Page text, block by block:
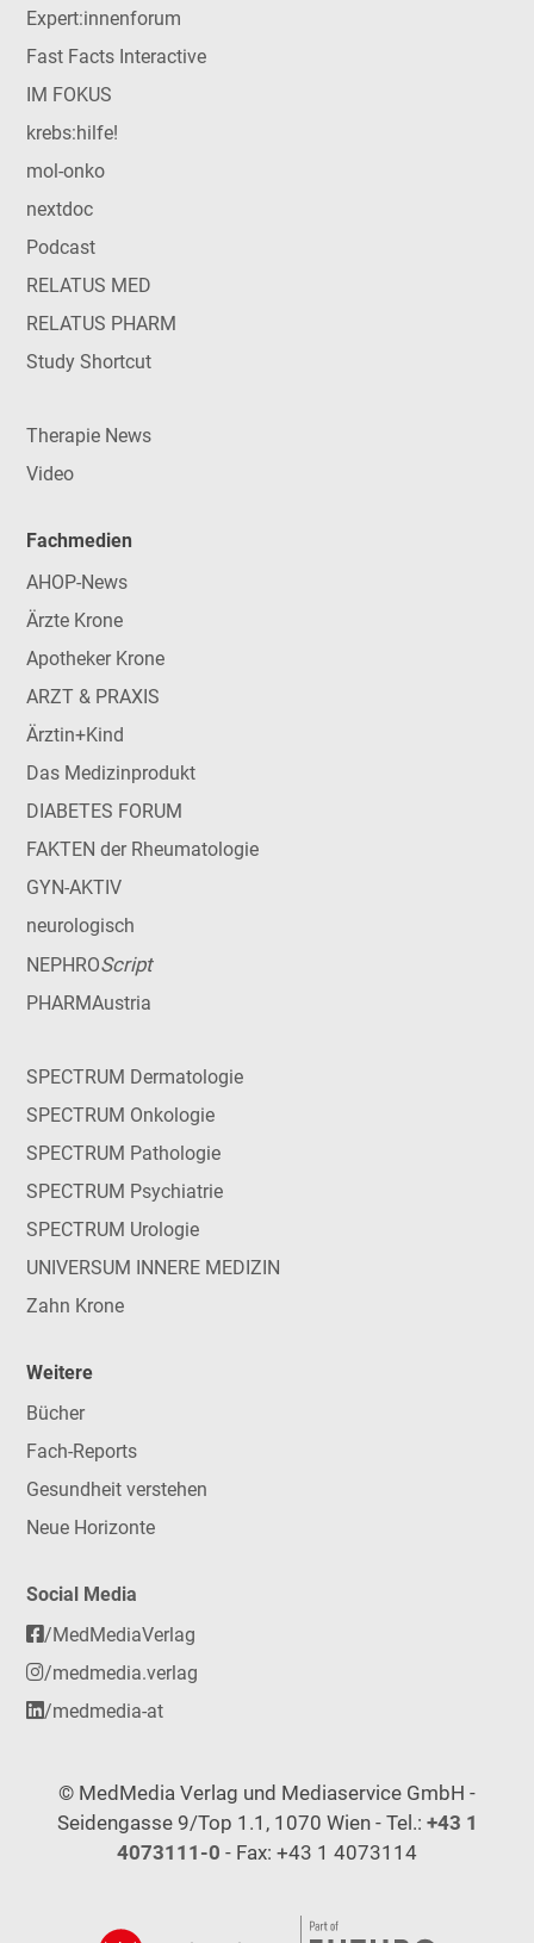
Expert:innenforum
Fast Facts Interactive
IM FOKUS
krebs:hilfe!
mol-onko
nextdoc
Podcast
RELATUS MED
RELATUS PHARM
Study Shortcut
Therapie News
Video
Fachmedien
AHOP-News
Ärzte Krone
Apotheker Krone
ARZT & PRAXIS
Ärztin+Kind
Das Medizinprodukt
DIABETES FORUM
FAKTEN der Rheumatologie
GYN-AKTIV
neurologisch
NEPHROScript
PHARMAustria
SPECTRUM Dermatologie
SPECTRUM Onkologie
SPECTRUM Pathologie
SPECTRUM Psychiatrie
SPECTRUM Urologie
UNIVERSUM INNERE MEDIZIN
Zahn Krone
Weitere
Bücher
Fach-Reports
Gesundheit verstehen
Neue Horizonte
Social Media
/MedMediaVerlag
/medmedia.verlag
/medmedia-at
© MedMedia Verlag und Mediaservice GmbH -
Seidengasse 9/Top 1.1, 1070 Wien - Tel.: +43 1
4073111-0 - Fax: +43 1 4073114